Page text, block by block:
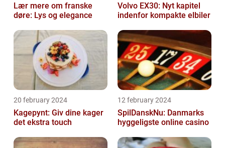
Lær mere om franske
døre: Lys og elegance
Volvo EX30: Nyt kapitel
indenfor kompakte elbiler
20 february 2024
Kagepynt: Giv dine kager
det ekstra touch
12 february 2024
SpilDanskNu: Danmarks
hyggeligste online casino